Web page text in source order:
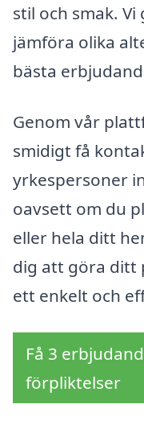
stil och smak.
jämföra olika
bästa
Genom vår
smidigt få
yrkespersoner
oavsett om du
eller hela ditt
dig att göra ditt
ett enkelt och
Få 3
förpliktelser